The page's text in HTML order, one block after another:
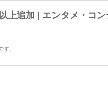
上追加 | エンタメ・コン
。